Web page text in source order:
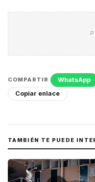
COMPARTIR WhatsApp
Copiar enlace
TAMBIÉN TE PUEDE